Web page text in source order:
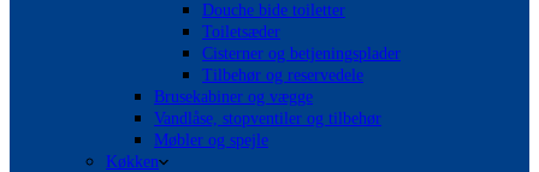
Douche bide toiletter
Toiletsæder
Cisterner og betjeningsplader
Tilbehør og reservedele
Brusekabiner og vægge
Vandlåse, stopventiler og tilbehør
Møbler og spejle
Køkken